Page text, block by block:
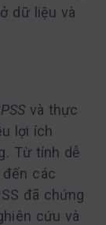
dữ liệu và
và thực
lợi ích
Từ tính dễ
các
đã chứng
cứu và